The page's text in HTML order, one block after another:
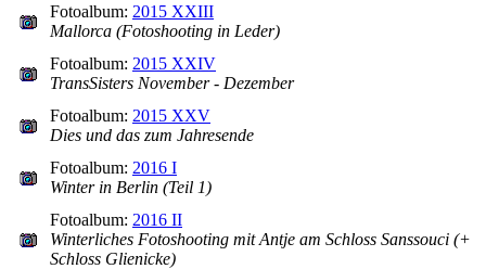
Fotoalbum: 2015 XXIII
Mallorca (Fotoshooting in Leder)
Fotoalbum: 2015 XXIV
TransSisters November - Dezember
Fotoalbum: 2015 XXV
Dies und das zum Jahresende
Fotoalbum: 2016 I
Winter in Berlin (Teil 1)
Fotoalbum: 2016 II
Winterliches Fotoshooting mit Antje am Schloss Sanssouci (+
Schloss Glienicke)